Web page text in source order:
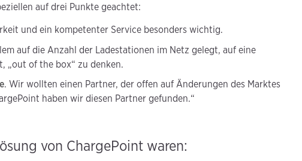
auf drei Punkte geachtet:
und ein kompetenter Service besonders wichtig.
auf die Anzahl der Ladestationen im Netz gelegt, auf eine
„out of the box“ zu denken.
. Wir wollten einen Partner, der offen auf Änderungen des Marktes
haben wir diesen Partner gefunden.“
von ChargePoint waren: